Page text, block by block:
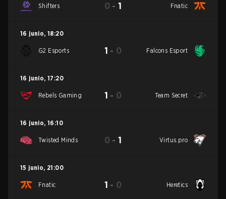
Shifters 0 -1 Fnatic
16 junio, 18:20
G2 Esports 1 - 0 Falcons Esport
16 junio, 17:20
Rebels Gaming 1 - 0 Team Secret
16 junio, 16:10
Twisted Minds 0 -1 Virtus.pro
15 junio, 21:00
Fnatic 1 - 0 Heretics